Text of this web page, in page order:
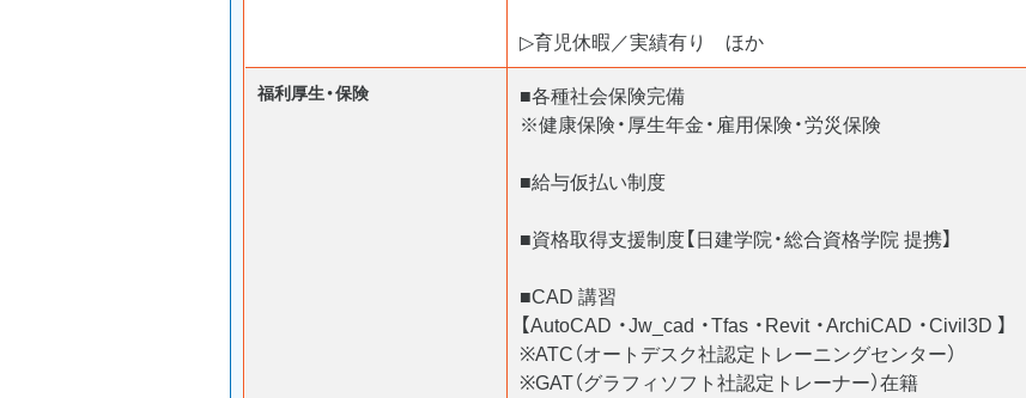
▷育児休暇／実績有り ほか
福利厚生・保険
■各種社会保険完備
※健康保険・厚生年金・雇用保険・労災保険
■給与仮払い制度
■資格取得支援制度【日建学院・総合資格学院 提携】
■CAD 講習
【AutoCAD ・Jw_cad ・Tfas ・Revit ・ArchiCAD ・Civil3D 】
※ATC（オートデスク社認定トレーニングセンター）
※GAT（グラフィソフト社認定トレーナー）在籍